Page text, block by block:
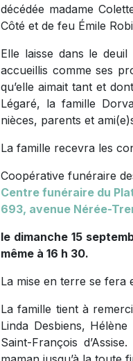
décédée madame
Côté et de feu Émile
Elle laisse dans le
accueillis comme ses
qu’elle aimait tant et
Légaré, la famille
nièces, parents et
La famille recevra les
Coopérative funéraire
Centre funéraire du
693, avenue Nérée-
le dimanche 15
même à 16 h 30.
La mise en terre se fera
La famille tient à
Linda Desbiens,
Saint-François